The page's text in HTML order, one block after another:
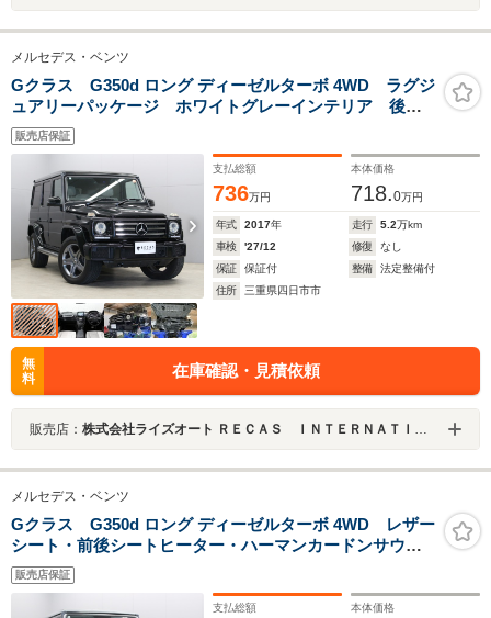
メルセデス・ベンツ
Gクラス G350d ロング ディーゼルターボ 4WD ラグジ
ュアリーパッケージ ホワイトグレーインテリア 後期8
インチモニター AMG19インチホイール サンルーフ
レザーシート 前後シートヒーター ハーマンカードン
サウンド サイドビューカメラ
販売店保証
支払総額
736万円
本体価格
718.0万円
年式 2017年 走行 5.2万km
車検
'27/12 修復
なし
保証
保証付 整備
法定整備付
住所
三重県四日市市
無
料
在庫確認・見積依頼
販売店： 株式会社ライズオート ＲＥＣＡＳ ＩＮＴＥＲＮＡＴＩＯＮＡＬ
メルセデス・ベンツ
Gクラス G350d ロング ディーゼルターボ 4WD レザー
シート・前後シートヒーター・ハーマンカードンサウン
ド・ヘッドライトガード・社外20インチホイール・ブラ
バスFアンダースポイラー・36アクティブサウンドスピー
販売店保証
支払総額 本体価格